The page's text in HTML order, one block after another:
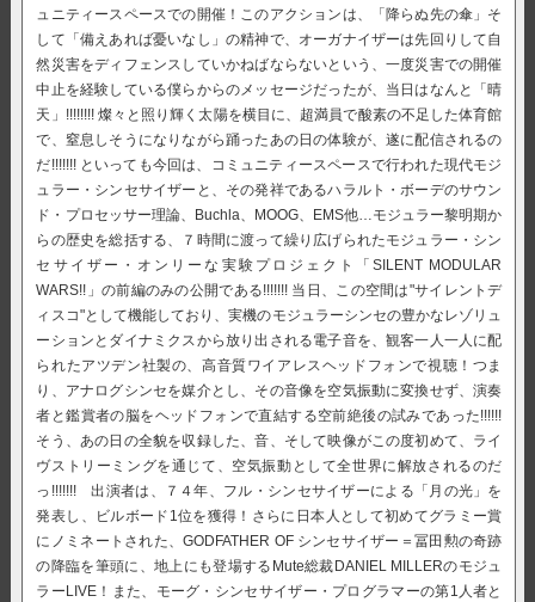
ュニティースペースでの開催！このアクションは、「降らぬ先の傘」そ
して「備えあれば憂いなし」の精神で、オーガナイザーは先回りして自
然災害をディフェンスしていかねばならないという、一度災害での開催
中止を経験している僕らからのメッセージだったが、当日はなんと「晴
天」!!!!!!!! 燦々と照り輝く太陽を横目に、超満員で酸素の不足した体育館
で、窒息しそうになりながら踊ったあの日の体験が、遂に配信されるの
だ!!!!!!! といっても今回は、コミュニティースペースで行われた現代モジ
ュラー・シンセサイザーと、その発祥であるハラルト・ボーデのサウン
ド・プロセッサー理論、Buchla、MOOG、EMS他…モジュラー黎明期か
らの歴史を総括する、７時間に渡って繰り広げられたモジュラー・シン
セサイザー・オンリーな実験プロジェクト「SILENT MODULAR
WARS!!」の前編のみの公開である!!!!!!! 当日、この空間は"サイレントデ
ィスコ"として機能しており、実機のモジュラーシンセの豊かなレゾリュ
ーションとダイナミクスから放り出される電子音を、観客一人一人に配
られたアツデン社製の、高音質ワイアレスヘッドフォンで視聴！つま
り、アナログシンセを媒介とし、その音像を空気振動に変換せず、演奏
者と鑑賞者の脳をヘッドフォンで直結する空前絶後の試みであった!!!!!!
そう、あの日の全貌を収録した、音、そして映像がこの度初めて、ライ
ヴストリーミングを通じて、空気振動として全世界に解放されるのだ
っ!!!!!!! 出演者は、７４年、フル・シンセサイザーによる「月の光」を
発表し、ビルボード1位を獲得！さらに日本人として初めてグラミー賞
にノミネートされた、GODFATHER OF シンセサイザー＝冨田勲の奇跡
の降臨を筆頭に、地上にも登場するMute総裁DANIEL MILLERのモジュ
ラーLIVE！また、モーグ・シンセサイザー・プログラマーの第1人者と